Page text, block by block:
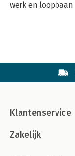
werk en loopbaan
Klantenservice
Zakelijk